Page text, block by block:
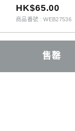
HK$65.00
商品番號 : WEB27536